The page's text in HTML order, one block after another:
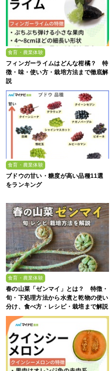
食育・農業体験
フィンガーライムはどんな柑橘？ 特
徴・味・使い方・栽培方法まで徹底解
説
食育・農業体験
ブドウの甘い・糖度が高い品種11選
をランキング
食育・農業体験
春の山菜「ゼンマイ」とは？ 特徴・
旬・下処理方法から水煮と乾物の使い
分け、食べ方・レシピ・栽培まで解説